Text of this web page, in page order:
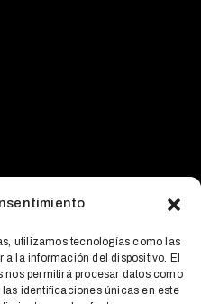
utilizamos tecnologías como las
la información del dispositivo. El
permitirá procesar datos como
identificaciones únicas en este